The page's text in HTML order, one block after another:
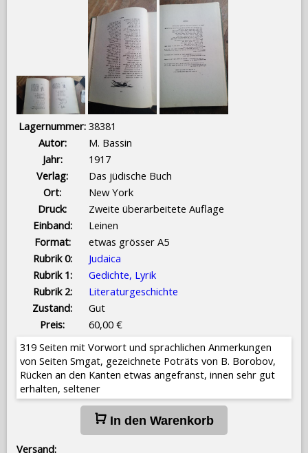
Lagernummer: 38381
Autor:
M. Bassin
Jahr:
1917
Verlag:
Das jüdische Buch
Ort:
New York
Druck:
Zweite überarbeitete Auflage
Einband:
Leinen
Format:
etwas grösser A5
Rubrik 0:
Judaica
Rubrik 1:
Gedichte, Lyrik
Rubrik 2:
Literaturgeschichte
Zustand:
Gut
Preis:
60,00 €
319 Seiten mit Vorwort und sprachlichen Anmerkungen
von Seiten Smgat, gezeichnete Poträts von B. Borobov,
Rücken an den Kanten etwas angefranst, innen sehr gut
erhalten, seltener
In den Warenkorb
Versand: